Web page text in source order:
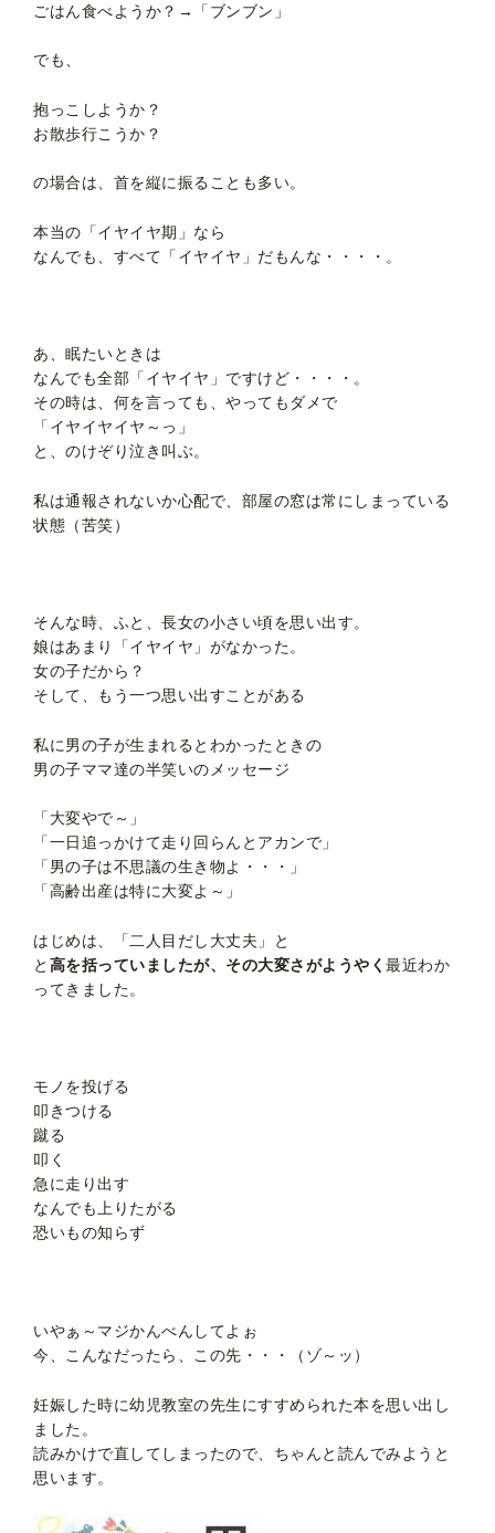
ごはん食べようか？→「ブンブン」
でも、
抱っこしようか？
お散歩行こうか？
の場合は、首を縦に振ることも多い。
本当の「イヤイヤ期」なら
なんでも、すべて「イヤイヤ」だもんな・・・・。
あ、眠たいときは
なんでも全部「イヤイヤ」ですけど・・・・。
その時は、何を言っても、やってもダメで
「イヤイヤイヤ～っ」
と、のけぞり泣き叫ぶ。
私は通報されないか心配で、部屋の窓は常にしまっている
状態（苦笑）
そんな時、ふと、長女の小さい頃を思い出す。
娘はあまり「イヤイヤ」がなかった。
女の子だから？
そして、もう一つ思い出すことがある
私に男の子が生まれるとわかったときの
男の子ママ達の半笑いのメッセージ
「大変やで～」
「一日追っかけて走り回らんとアカンで」
「男の子は不思議の生き物よ・・・」
「高齢出産は特に大変よ～」
はじめは、「二人目だし大丈夫」と
と 高を括っていましたが、その大変さがようやく 最近わか
ってきました。
モノを投げる
叩きつける
蹴る
叩く
急に走り出す
なんでも上りたがる
恐いもの知らず
いやぁ～マジかんべんしてよぉ
今、こんなだったら、この先・・・（ゾ～ッ）
妊娠した時に幼児教室の先生にすすめられた本を思い出し
ました。
読みかけで直してしまったので、ちゃんと読んでみようと
思います。